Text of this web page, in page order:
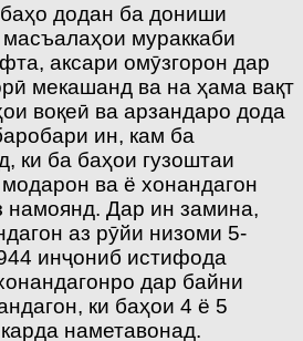
баҳо додан ба дониши
мураккаби
аксари омӯзгорон дар
мекашанд ва на ҳама вақт
воқеӣ ва арзандаро дода
ин, кам ба
ки ба баҳои гузоштаи
ва ё хонандагон
намоянд. Дар ин замина,
аз рӯйи низоми 5-
инҷониб истифода
дар байни
ки баҳои 4 ё 5
наметавонад.